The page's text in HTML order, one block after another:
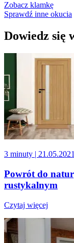
Zobacz klamkę
Sprawdź inne okucia
Dowiedz się
3 minuty | 21.05.2021
Powrót do
rustykalnym
Czytaj więcej